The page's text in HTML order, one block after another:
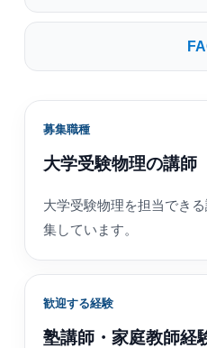
募集職種
大学受験物理の講師
大学受験物理を担当でき
集しています。
歓迎する経験
塾講師・家庭教師経